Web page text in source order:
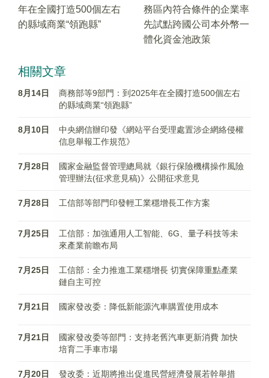
年在全國打造500個左右
的縣域商業“領跑縣”
務區內符合條件的企業率
先試點跨國公司本外幣一
體化資金池政策
相關文章
8月14日
商務部等9部門：到2025年在全國打造500個左右
的縣域商業“領跑縣”
8月10日
中央網信辦印發《網站平台受理處置涉企網絡侵權
信息舉報工作規范》
7月28日
國家金融監督管理總局就《銀行保險機構操作風險
管理辦法(征求意見稿)》公開征求意見
7月28日 工信部等部門印發輕工業穩增長工作方案
7月25日
工信部：加強通用人工智能、6G、量子科技等未
來產業前瞻布局
7月25日
工信部：全力推進工業穩增長 切實保障重點產業
鏈自主可控
7月21日 國家發改委：降低新能源汽車購置使用成本
7月21日
國家發改委等部門：支持老舊汽車更新消費 加快
培育二手車市場
7月20日
發改委：近期將推出促進民營經濟發展若幹舉措